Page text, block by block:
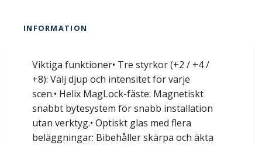
INFORMATION
Viktiga funktioner• Tre styrkor (+2 / +4 /
+8): Välj djup och intensitet för varje
scen.• Helix MagLock-fäste: Magnetiskt
snabbt bytesystem för snabb installation
utan verktyg.• Optiskt glas med flera
beläggningar: Bibehåller skärpa och äkta